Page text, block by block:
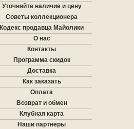
Уточняйте наличие и цену
Советы коллекционера
Кодекс продавца Майолики
О нас
Контакты
Программа скидок
Доставка
Как заказать
Оплата
Возврат и обмен
Клубная карта
Наши партнеры